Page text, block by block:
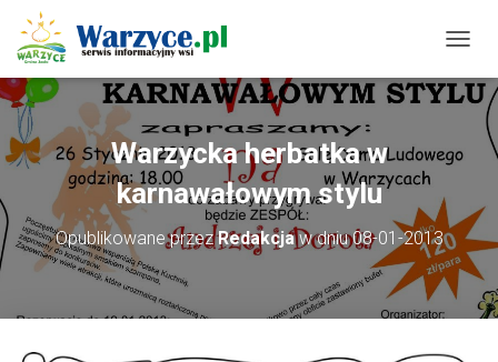
R
Z
Ą
N
W
I
Warzycka herbatka w
karnawałowym stylu
Opublikowane przezRedakcjaw dniu08-01-2013